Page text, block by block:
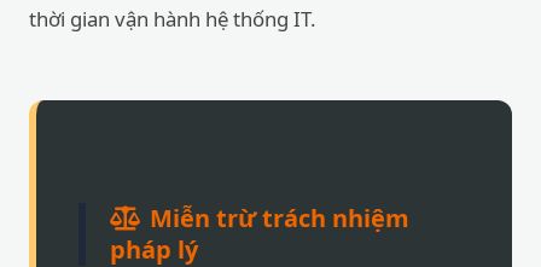
thời gian vận hành hệ thống IT.
Miễn trừ trách nhiệm
pháp lý